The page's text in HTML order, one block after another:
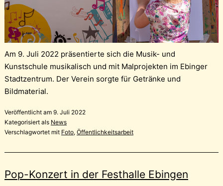
Am 9. Juli 2022 präsentierte sich die Musik- und
Kunstschule musikalisch und mit Malprojekten im Ebinger
Stadtzentrum. Der Verein sorgte für Getränke und
Bildmaterial.
Veröffentlicht am 9. Juli 2022
Kategorisiert als News
Verschlagwortet mit Foto, Öffentlichkeitsarbeit
Pop-Konzert in der Festhalle Ebingen